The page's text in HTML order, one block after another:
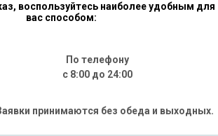
воспользуйтесь наиболее удобным для
вас способом:
По телефону
с 8:00 до 24:00
принимаются без обеда и выходных.